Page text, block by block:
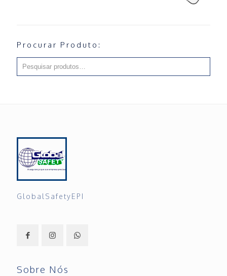
Procurar Produto:
GlobalSafetyEPI
Sobre Nós